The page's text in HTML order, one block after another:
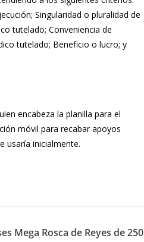
Singularidad o pluralidad de
tutelado; Conveniencia de
tutelado; Beneficio o lucro; y
encabeza la planilla para el
móvil para recabar apoyos
usaría inicialmente.
Mega Rosca de Reyes de 250